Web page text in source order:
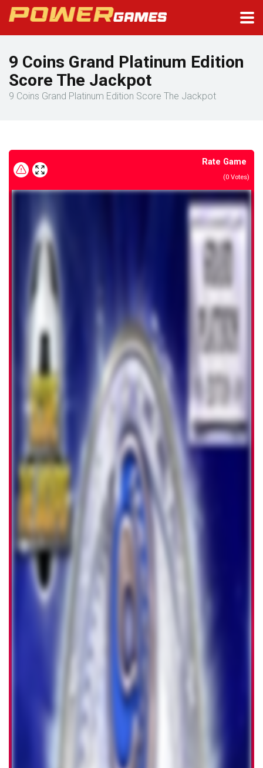
9 Coins Grand Platinum Edition
Score The Jackpot
9 Coins Grand Platinum Edition Score The Jackpot
Rate Game
(0 Votes)